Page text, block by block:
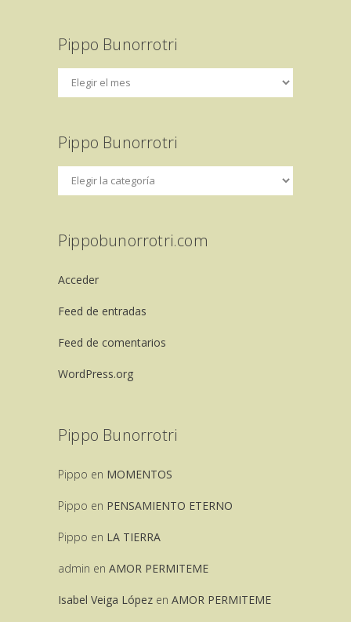
Pippo Bunorrotri
Pippo Bunorrotri
Pippobunorrotri.com
Acceder
Feed de entradas
Feed de comentarios
WordPress.org
Pippo Bunorrotri
Pippo en MOMENTOS
Pippo en PENSAMIENTO ETERNO
Pippo en LA TIERRA
admin en AMOR PERMITEME
Isabel Veiga López en AMOR PERMITEME